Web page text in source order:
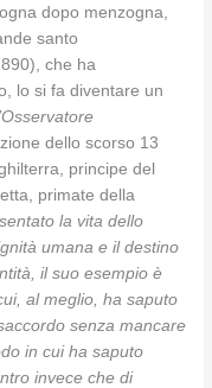
dopo menzogna,
santo
che ha
lo si fa diventare un
dello scorso 13
principe del
primate della
la vita dello
umana e il destino
il suo esempio è
al meglio, ha saputo
senza mancare
in cui ha saputo
invece che di